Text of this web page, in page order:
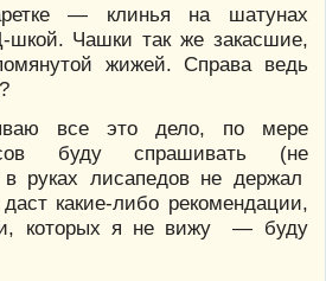
— клинья на шатунах
шкой. Чашки так же закасшие,
жижей. Справа ведь
все это дело, по мере
буду спрашивать (не
руках лисапедов не держал
какие-либо рекомендации,
которых я не вижу — буду